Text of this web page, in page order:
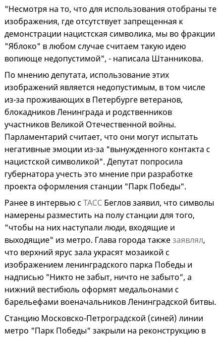
"Несмотря на то, что для использования отобраны те
изображения, где отсутствует запрещенная к
демонстрации нацистская символика, мы во фракции
"Яблоко" в любом случае считаем такую идею
вопиюще недопустимой", - написала Штанникова.
По мнению депутата, использование этих
изображений является недопустимым, в том числе
из-за проживающих в Петербурге ветеранов,
блокадников Ленинграда и родственников
участников Великой Отечественной войны.
Парламентарий считает, что они могут испытать
негативные эмоции из-за "вынужденного контакта с
нацистской символикой". Депутат попросила
губернатора учесть это мнение при разработке
проекта оформления станции "Парк Победы".
Ранее в интервью с ТАСС Беглов заявил, что символы
намерены разместить на полу станции для того,
"чтобы на них наступали люди, входящие и
выходящие" из метро. Глава города такжезаявлял,
что верхний ярус зала украсят мозаикой с
изображением ленинградского парка Победы и
надписью "Никто не забыт, ничто не забыто", а
нижний вестибюль оформят медальонами с
барельефами военачальников Ленинградской битвы.
Станцию Московско-Петроградской (синей) линии
метро "Парк Победы" закрыли на реконструкцию в